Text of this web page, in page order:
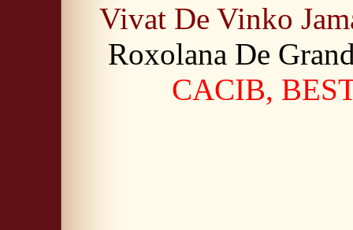
Vivat De Vinko
Roxolana De
CACIB,